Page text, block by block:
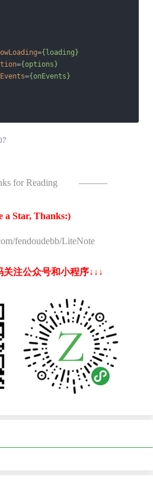
={loading}
={options}
={onEvents}
for Reading ———
a Star, Thanks:)
fendoudebb/LiteNote
注公众号和小程序↓↓↓